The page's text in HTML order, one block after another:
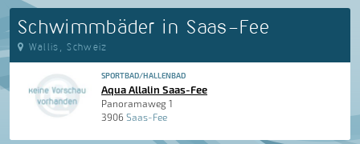
Schwimmbäder in Saas-Fee
Wallis, Schweiz
SPORTBAD/HALLENBAD
Aqua Allalin Saas-Fee
Panoramaweg 1
3906 Saas-Fee